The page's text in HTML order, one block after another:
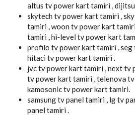
altus tv power kart tamiri ,
skytech tv power kart tamiri ,
tamiri , woon tv power kart
tamiri , hi-level tv power kart
profilo tv power kart tamiri ,
hitaci tv power kart tamiri .
jvc tv power kart tamiri , next tv
tv power kart tamiri , telenova
kamosonic tv power kart tamiri.
samsung tv panel tamiri , lg tv
panel tamiri .